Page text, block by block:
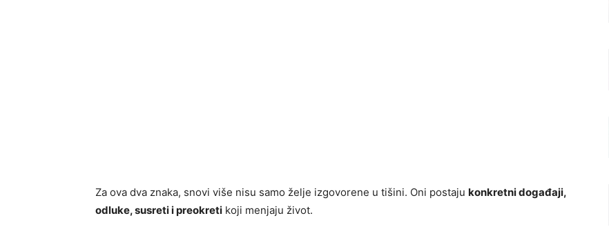
Za ova dva znaka, snovi više nisu samo želje izgovorene u tišini. Oni postaju konkretni događaji,
odluke, susreti i preokreti koji menjaju život.